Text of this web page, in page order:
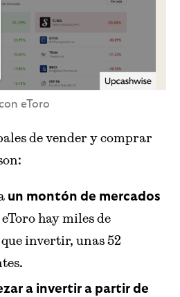
eToro
de vender y comprar
un montón de mercados
hay miles de
invertir, unas 52
a invertir a partir de